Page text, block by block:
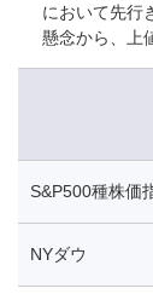
において先行
懸念から、上
S&P500種株価
NYダウ